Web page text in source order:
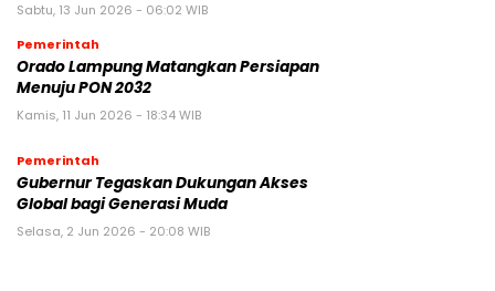
Sabtu, 13 Jun 2026 - 06:02 WIB
Pemerintah
Orado Lampung Matangkan Persiapan
Menuju PON 2032
Kamis, 11 Jun 2026 - 18:34 WIB
Pemerintah
Gubernur Tegaskan Dukungan Akses
Global bagi Generasi Muda
Selasa, 2 Jun 2026 - 20:08 WIB